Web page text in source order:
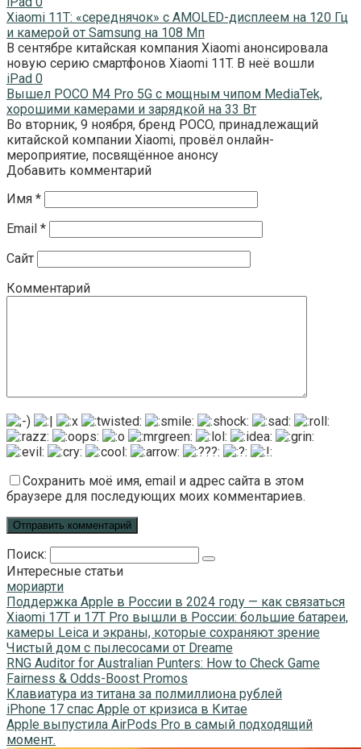
Xiaomi 11T: «середнячок» с AMOLED-дисплеем на 120 Гц
и камерой от Samsung на 108 Мп
В сентябре китайская компания Xiaomi анонсировала
новую серию смартфонов Xiaomi 11T. В неё вошли
iPad 0
Вышел POCO M4 Pro 5G с мощным чипом MediaTek,
хорошими камерами и зарядкой на 33 Вт
Во вторник, 9 ноября, бренд POCO, принадлежащий
китайской компании Xiaomi, провёл онлайн-
мероприятие, посвящённое анонсу
Добавить комментарий
Имя *
Email *
Сайт
Комментарий
Сохранить моё имя, email и адрес сайта в этом
браузере для последующих моих комментариев.
Поиск:
Интересные статьи
мориарти
Поддержка Apple в России в 2024 году — как связаться
Xiaomi 17T и 17T Pro вышли в России: большие батареи,
камеры Leica и экраны, которые сохраняют зрение
Чистый дом с пылесосами от Dreame
RNG Auditor for Australian Punters: How to Check Game
Fairness & Odds-Boost Promos
Клавиатура из титана за полмиллиона рублей
iPhone 17 спас Apple от кризиса в Китае
Apple выпустила AirPods Pro в самый подходящий
момент.